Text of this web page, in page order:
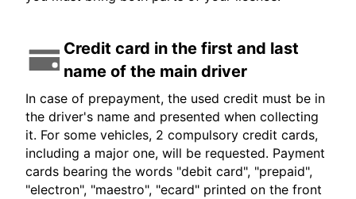
Credit card in the first and last
name of the main driver
In case of prepayment, the used credit must be in
the driver's name and presented when collecting
it. For some vehicles, 2 compulsory credit cards,
including a major one, will be requested. Payment
cards bearing the words "debit card", "prepaid",
"electron", "maestro", "ecard" printed on the front